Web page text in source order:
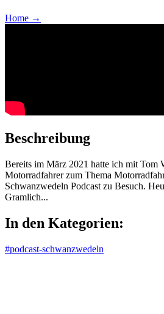
Home →
Beschreibung
Bereits im März 2021 hatte ich mit Tom
Motorradfahrer zum Thema
Schwanzwedeln Podcast zu Besuch.
Gramlich...
In den Kategorien:
#podcast-schwanzwedeln